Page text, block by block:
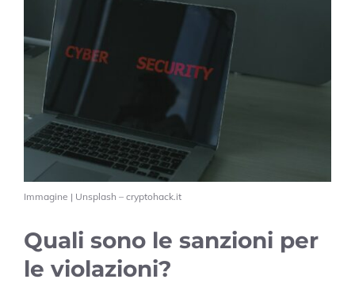
Immagine | Unsplash – cryptohack.it
Quali sono le sanzioni per
le violazioni?